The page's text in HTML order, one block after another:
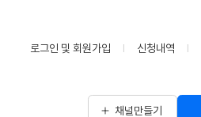
로그인 및 회원가입 신청내역
채널만들기